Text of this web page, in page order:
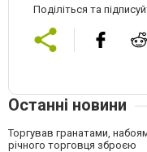
Поділіться та
Останні новини
Торгував гранатами,
річного торговця зброєю